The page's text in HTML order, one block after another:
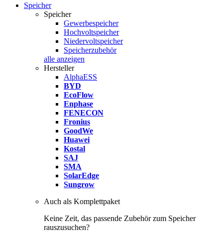
Speicher
Speicher
Gewerbespeicher
Hochvoltspeicher
Niedervoltspeicher
Speicherzubehör
alle anzeigen
Hersteller
AlphaESS
BYD
EcoFlow
Enphase
FENECON
Fronius
GoodWe
Huawei
Kostal
SAJ
SMA
SolarEdge
Sungrow
Auch als Komplettpaket
Keine Zeit, das passende Zubehör zum Speicher
rauszusuchen?